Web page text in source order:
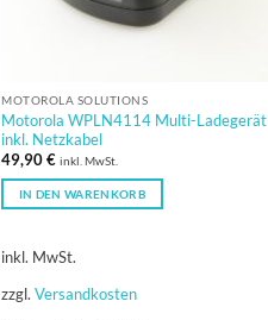
MOTOROLA SOLUTIONS
Motorola WPLN4114 Multi-Ladegerät
inkl. Netzkabel
49,90€ inkl. MwSt.
IN DEN WARENKORB
inkl. MwSt.
zzgl.Versandkosten